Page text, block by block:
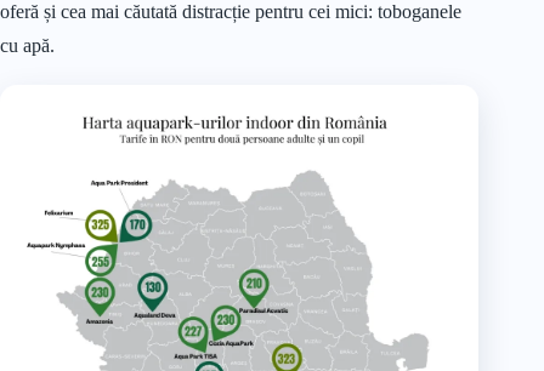
oferă și cea mai căutată distracție pentru cei mici: toboganele
cu apă.